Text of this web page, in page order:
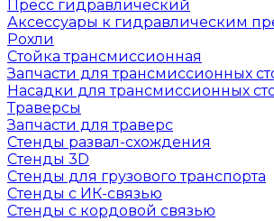
Пресс гидравлический
Аксессуары к гидравлическим
Рохли
Стойка трансмиссионная
Запчасти для трансмиссионных
Насадки для трансмиссионных
Траверсы
Запчасти для траверс
Стенды развал-схождения
Стенды 3D
Стенды для грузового транспорта
Стенды с ИК-связью
Стенды с кордовой связью